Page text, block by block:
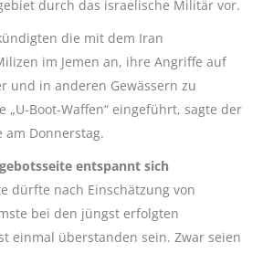
durch das israelische Militär vor.
die mit dem Iran
im Jemen an, ihre Angriffe auf
und in anderen Gewässern zu
„U-Boot-Waffen“ eingeführt, sagte der
Donnerstag.
entspannt sich
dürfte nach Einschätzung von
bei den jüngst erfolgten
einmal überstanden sein. Zwar seien